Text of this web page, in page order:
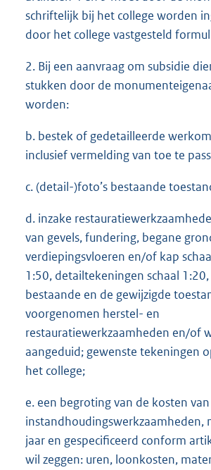
schriftelijk bij het college worden
door het college vastgesteld
2. Bij een aanvraag om subsidie
stukken door de
worden:
b. bestek of gedetailleerde
inclusief vermelding van toe te
c. (detail-)foto’s bestaande
d. inzake
van gevels, fundering, begane
verdiepingsvloeren en/of kap
1:50, detailtekeningen schaal
bestaande en de gewijzigde
voorgenomen herstel- en
restauratiewerkzaamheden en/of
aangeduid; gewenste tekeningen
het college;
e. een begroting van de kosten
instandhoudingswerkzaamheden,
jaar en gespecificeerd conform
wil zeggen: uren, loonkosten,